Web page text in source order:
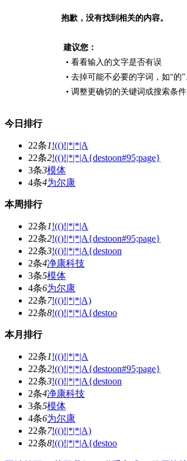
抱歉，没有找到相关的内容。
建议您：
• 看看输入的文字是否有误
• 去掉可能不必要的字词，如“的”
• 调整更确切的关键词或搜索条件
今日排行
22条1!(()!|*|*|A
22条2!(()!|*|*|A{destoon#95;page}
3条3模体
4条4为尔康
本周排行
22条1!(()!|*|*|A
22条2!(()!|*|*|A{destoon#95;page}
22条3!(()!|*|*|A{destoon
2条4净康科技
3条5模体
4条6为尔康
22条7!(()!|*|*|A)
22条8!(()!|*|*|A{destoo
本月排行
22条1!(()!|*|*|A
22条2!(()!|*|*|A{destoon#95;page}
22条3!(()!|*|*|A{destoon
2条4净康科技
3条5模体
4条6为尔康
22条7!(()!|*|*|A)
22条8!(()!|*|*|A{destoo